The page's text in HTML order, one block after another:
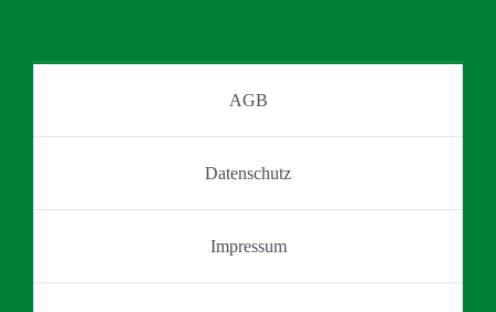
AGB
Datenschutz
Impressum